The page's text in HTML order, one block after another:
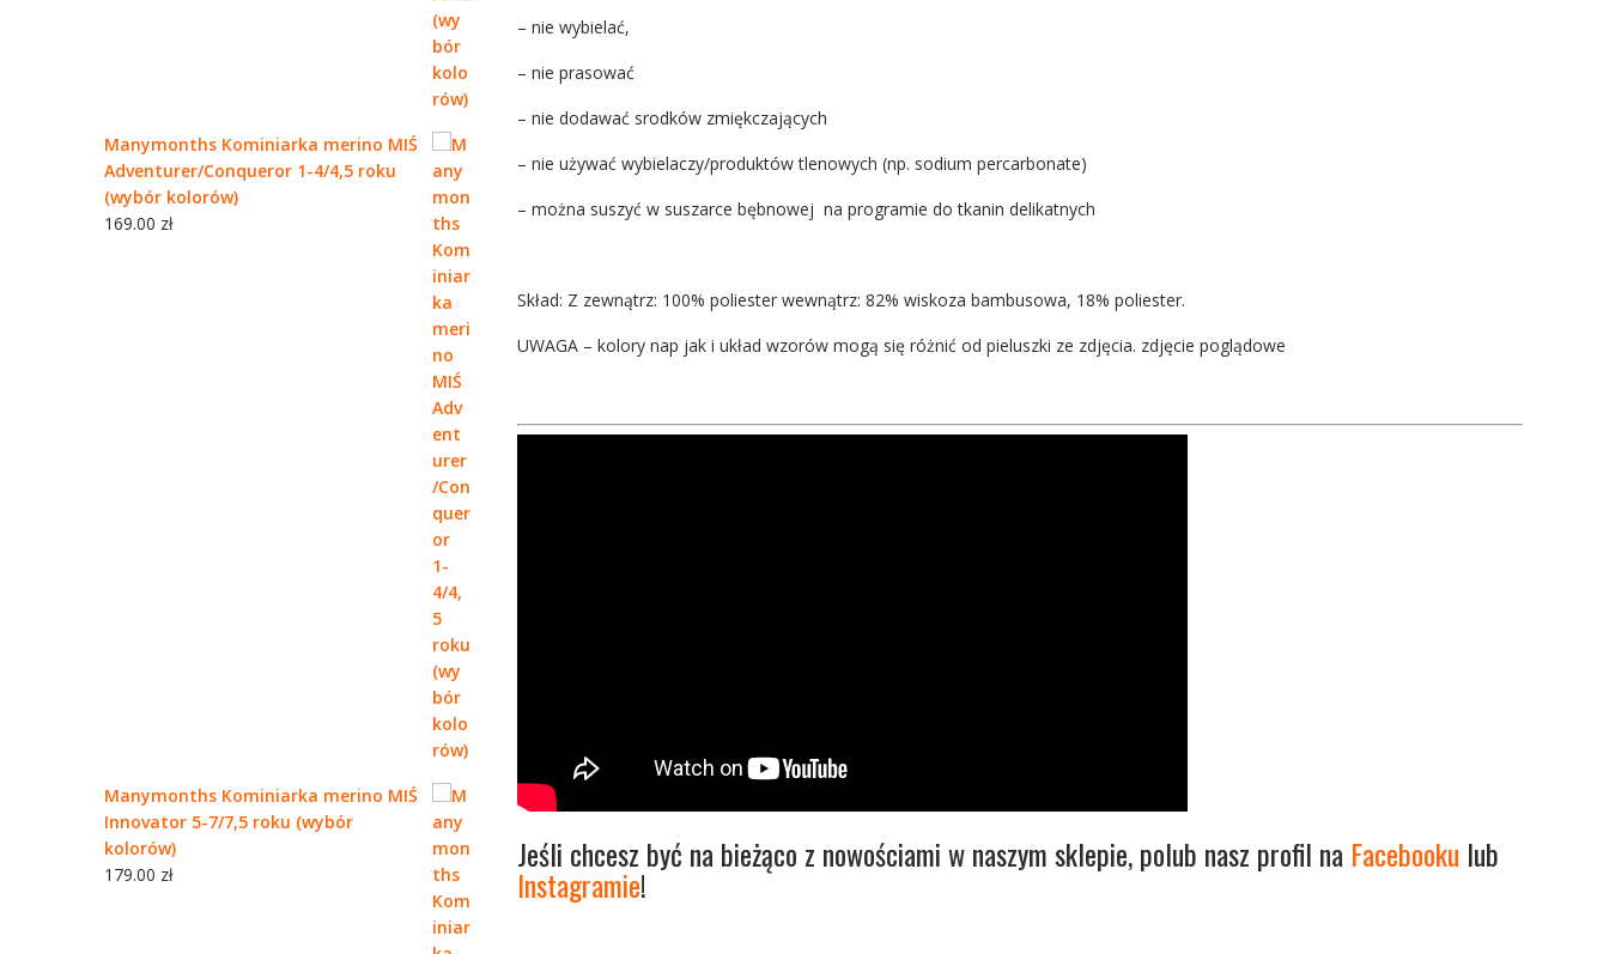
– nie wybielać,
– nie prasować
– nie dodawać srodków zmiękczających
– nie używać wybielaczy/produktów tlenowych (np. sodium percarbonate)
– można suszyć w suszarce bębnowej na programie do tkanin delikatnych
Skład: Z zewnątrz: 100% poliester wewnątrz: 82% wiskoza bambusowa, 18% poliester.
UWAGA – kolory nap jak i układ wzorów mogą się różnić od pieluszki ze zdjęcia. zdjęcie poglądowe
Jeśli chcesz być na bieżąco z nowościami w naszym sklepie, polub nasz profil na Facebooku lub
Instagramie!
Manymonths Kominiarka merino MIŚ
Adventurer/Conqueror 1-4/4,5 roku
(wybór kolorów)
169.00 zł
Manymonths Kominiarka merino MIŚ
Innovator 5-7/7,5 roku (wybór
kolorów)
179.00 zł